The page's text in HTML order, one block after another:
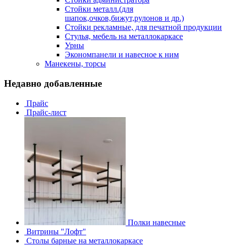
Стойки металл.(для
шапок,очков,бижут,рулонов и др.)
Стойки рекламные, для печатной продукции
Стулья, мебель на металлокаркасе
Урны
Экономпанели и навесное к ним
Манекены, торсы
Недавно добавленные
Прайс
Прайс-лист
Полки навесные
Витрины "Лофт"
Столы барные на металлокаркасе